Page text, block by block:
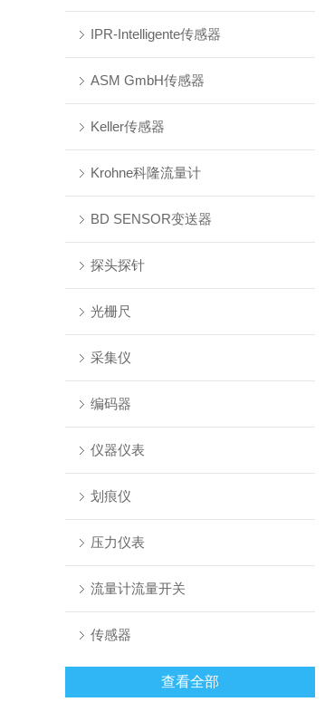
IPR-Intelligente传感器
ASM GmbH传感器
Keller传感器
Krohne科隆流量计
BD SENSOR变送器
探头探针
光栅尺
采集仪
编码器
仪器仪表
划痕仪
压力仪表
流量计流量开关
传感器
查看全部